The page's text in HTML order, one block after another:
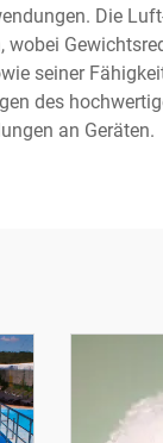
Die
seiner
des
an Geräten.